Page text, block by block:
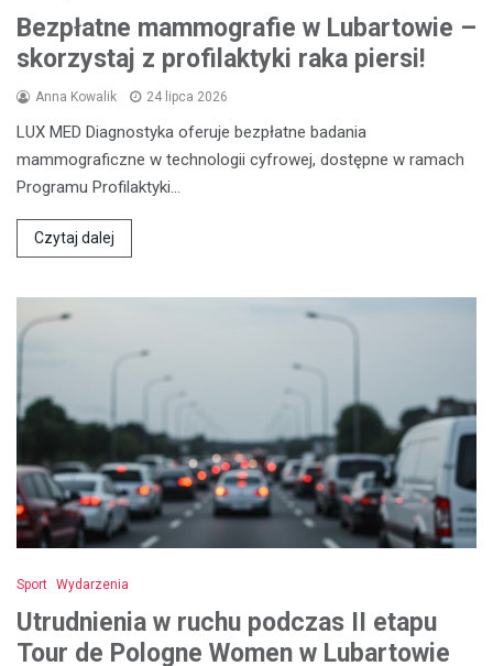
Bezpłatne mammografie w Lubartowie –
skorzystaj z profilaktyki raka piersi!
Anna Kowalik 24 lipca 2026
LUX MED Diagnostyka oferuje bezpłatne badania
mammograficzne w technologii cyfrowej, dostępne w ramach
Programu Profilaktyki…
Czytaj dalej
Sport Wydarzenia
Utrudnienia w ruchu podczas II etapu
Tour de Pologne Women w Lubartowie